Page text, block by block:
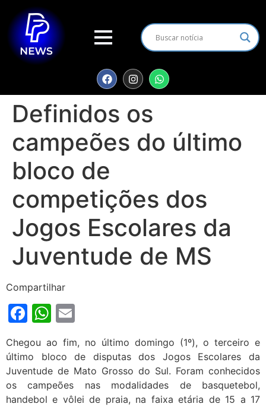
Definidos os
campeões do último
bloco de
competições dos
Jogos Escolares da
Juventude de MS
Compartilhar
Facebook
WhatsApp
Chegou ao fim, no último domingo (1º), o terceiro e
último bloco de disputas dos Jogos Escolares da
Juventude de Mato Grosso do Sul. Foram conhecidos
os campeões nas modalidades de basquetebol,
handebol e vôlei de praia, na faixa etária de 15 a 17